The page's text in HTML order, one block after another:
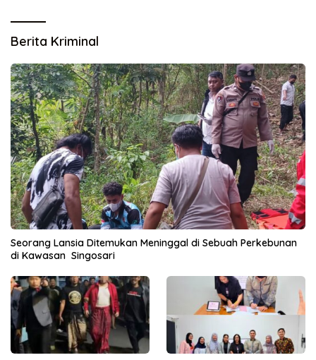
Berita Kriminal
Seorang Lansia Ditemukan Meninggal di Sebuah Perkebunan
di Kawasan Singosari